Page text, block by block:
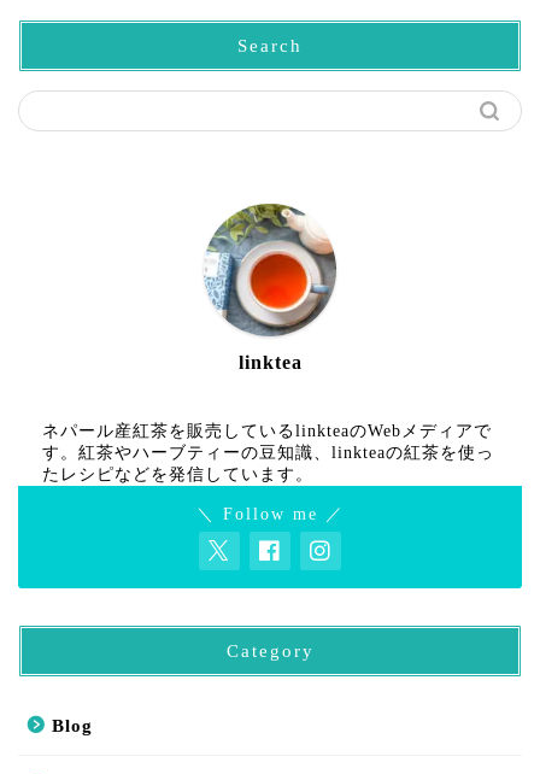
Search
linktea
ネパール産紅茶を販売しているlinkteaのWebメディアで
す。紅茶やハーブティーの豆知識、linkteaの紅茶を使っ
たレシピなどを発信しています。
＼ Follow me ／
Category
Blog